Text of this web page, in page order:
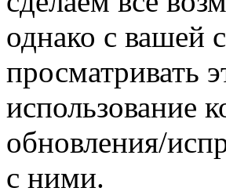
однако с вашей
просматривать
использование
обновления/
с ними.